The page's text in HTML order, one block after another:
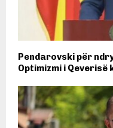
Pendarovski për
Optimizmi i Qeverisë